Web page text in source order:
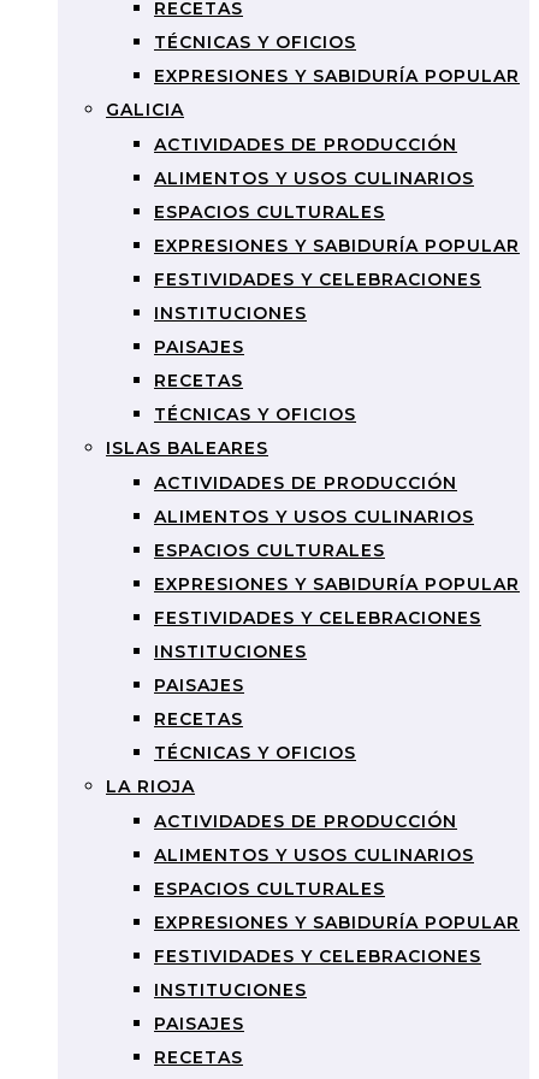
RECETAS
TÉCNICAS Y OFICIOS
EXPRESIONES Y SABIDURÍA POPULAR
GALICIA
ACTIVIDADES DE PRODUCCIÓN
ALIMENTOS Y USOS CULINARIOS
ESPACIOS CULTURALES
EXPRESIONES Y SABIDURÍA POPULAR
FESTIVIDADES Y CELEBRACIONES
INSTITUCIONES
PAISAJES
RECETAS
TÉCNICAS Y OFICIOS
ISLAS BALEARES
ACTIVIDADES DE PRODUCCIÓN
ALIMENTOS Y USOS CULINARIOS
ESPACIOS CULTURALES
EXPRESIONES Y SABIDURÍA POPULAR
FESTIVIDADES Y CELEBRACIONES
INSTITUCIONES
PAISAJES
RECETAS
TÉCNICAS Y OFICIOS
LA RIOJA
ACTIVIDADES DE PRODUCCIÓN
ALIMENTOS Y USOS CULINARIOS
ESPACIOS CULTURALES
EXPRESIONES Y SABIDURÍA POPULAR
FESTIVIDADES Y CELEBRACIONES
INSTITUCIONES
PAISAJES
RECETAS